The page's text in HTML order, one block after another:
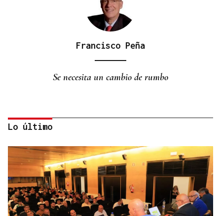
Francisco Peña
Se necesita un cambio de rumbo
Pilar Falcón
DÍAS Y COPLAS
Clásicos de verano, de goteo a riada
Lo último